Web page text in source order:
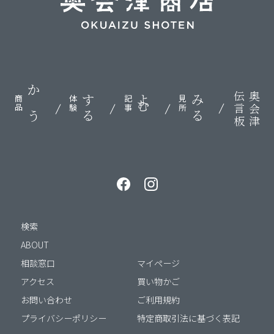
かう
商品 する
体験 よむ
記事 みる
見所 奥会津
伝言板
検索
ABOUT
相談窓口
アクセス
お問い合わせ
プライバシーポリシー
マイページ
買い物かご
ご利用規約
特定商取引法に基づく表記